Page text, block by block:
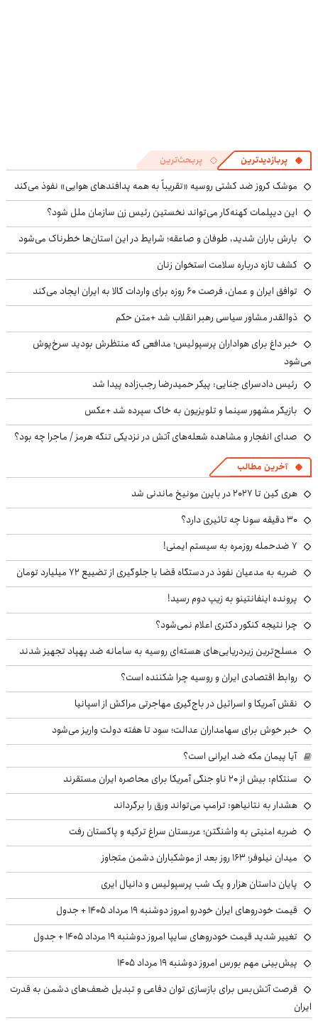
پربازدیدترین پربحث‌ترین
موشک کروز ضد کشتی روسیه «تقریباً به همه پدافندهای هوایی» نفوذ می‌کند
این دیپلمات کهنه‌کار می‌تواند نخستین رئیس زن سازمان ملل شود؟
بارش باران شدید، طوفان و صاعقه؛ شرایط در این استان‌ها خطرناک می‌شود
کشف تازه درباره سلامت استخوان زنان
توافق ایران و عمان، فرصت ۶۰ روزه برای واردات کالا به ایران ایجاد می‌کند
ذوالقدر مشاور سیاسی رهبر انقلاب شد +متن حکم
خبر داغ برای هواداران پرسپولیس؛ مدافعی که منتظرش بودید سرخ‌پوش
می‌شود
رئیس دادسرای جنایی: پیکر حمیدرضا رجب‌زاده پیدا شد
بازیگر مشهور سینما و تلویزیون به خاک سپرده شد +عکس
صدای انفجار و مشاهده شعله‌های آتش در نزدیکی تنگه هرمز / ماجرا چه بود؟
آخرین مطالب
هری کین تا ۲۰۲۷ در بایرن مونیخ ماندنی شد
۳۰ دقیقه سونا چه تاثیری دارد؟
۷ ضدحمله روزمره به سیستم ایمنی!
ضربه به مدعیان نفوذ در دستگاه قضا با جلوگیری از تضییع ۷۲ میلیارد تومان
پرونده اینفانتینو به زیپ دوم رسید!
چرا نتیجه کنکور دکتری اعلام نمی‌شود؟
مسلح‌ترین زیردریایی‌های هسته‌ای روسیه به سامانه ضد پهپاد تجهیز شدند
روابط اقتصادی ایران و روسیه چرا شکننده است؟
نقش آمریکا و اسرائیل در باج‌گیری مهاجرتی مراکش از اسپانیا
خبر خوش برای سهامداران عدالت؛ سود تا هفته دولت واریز می‌شود
آیا پیمان مکه ضد ایرانی است؟
سنتکام: بیش از ۲۰ ناو جنگی آمریکا برای محاصره ایران مستقرند
هشدار به نتانیاهو: ترامپ می‌تواند ورق را برگرداند
ضربه امنیتی به واشنگتن؛ عربستان سراغ ترکیه و پاکستان رفت
میدان نیلوفر؛ ۱۶۳ روز بعد از موشکباران دشمن متجاوز
پایان داستان هزار و یک شب پرسپولیس و دانیال ایری
قیمت خودروهای ایران خودرو امروز دوشنبه ۱۹ مرداد ۱۴۰۵ + جدول
تغییر شدید قیمت خودروهای سایپا امروز دوشنبه ۱۹ مرداد ۱۴۰۵ + جدول
پیش‌بینی مهم بورس امروز دوشنبه ۱۹ مرداد ۱۴۰۵
فرصت آتش‌بس برای بازسازی توان دفاعی و تبدیل ضعف‌های دشمن به قدرت
ایران